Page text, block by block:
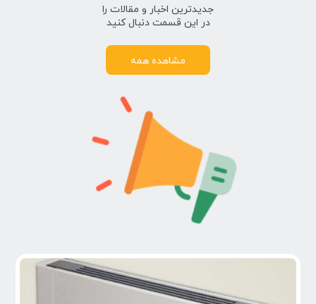
جدیدترین اخبار و مقالات را
در این قسمت دنبال کنید
مشاهده همه